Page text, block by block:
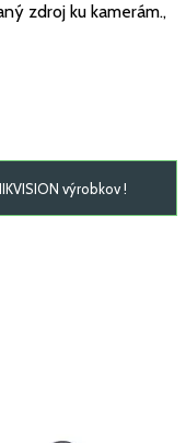
zdroj ku kamerám.,
výrobkov !